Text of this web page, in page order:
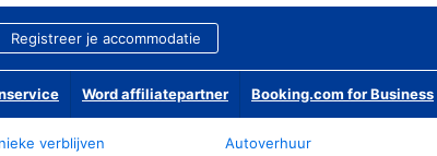
Registreer je accommodatie
Word affiliatepartner Booking.com for Business
verblijven
Autoverhuur